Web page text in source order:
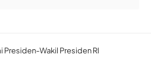
Presiden-Wakil Presiden RI